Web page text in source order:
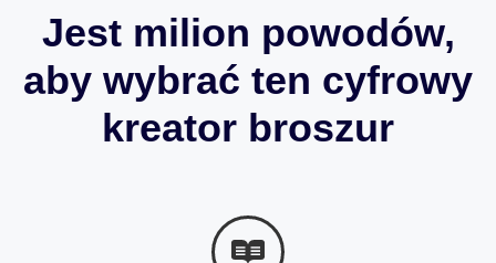
Jest milion powodów,
aby wybrać ten cyfrowy
kreator broszur